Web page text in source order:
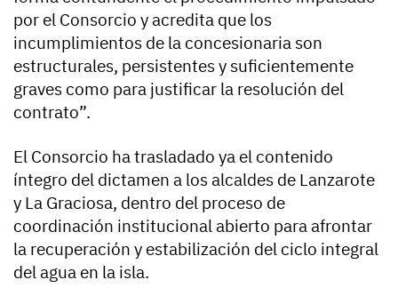
por el Consorcio y acredita que los
incumplimientos de la concesionaria son
estructurales, persistentes y suficientemente
graves como para justificar la resolución del
contrato”.
El Consorcio ha trasladado ya el contenido
íntegro del dictamen a los alcaldes de Lanzarote
y La Graciosa, dentro del proceso de
coordinación institucional abierto para afrontar
la recuperación y estabilización del ciclo integral
del agua en la isla.